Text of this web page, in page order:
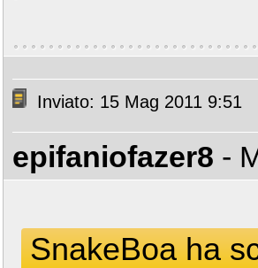
Inviato: 15 Mag 2011 9:51
epifaniofazer8 -
SnakeBoa ha